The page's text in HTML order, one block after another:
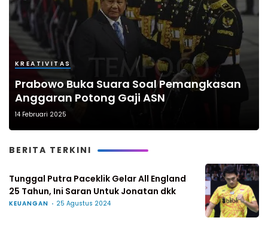
KREATIVITAS
Prabowo Buka Suara Soal Pemangkasan
Anggaran Potong Gaji ASN
14 Februari 2025
BERITA TERKINI
Tunggal Putra Paceklik Gelar All England
25 Tahun, Ini Saran Untuk Jonatan dkk
KEUANGAN 25 Agustus 2024